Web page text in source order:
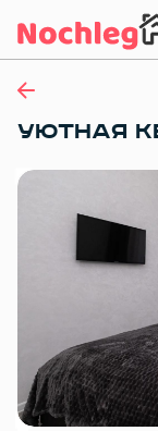
УЮТНАЯ